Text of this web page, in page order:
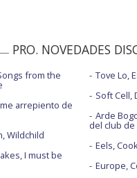
PRO. NOVEDADES
from the
arrepiento de
Wildchild
I must be
Tove Lo,
Soft Cell,
Arde
del club
Eels,
Europe,